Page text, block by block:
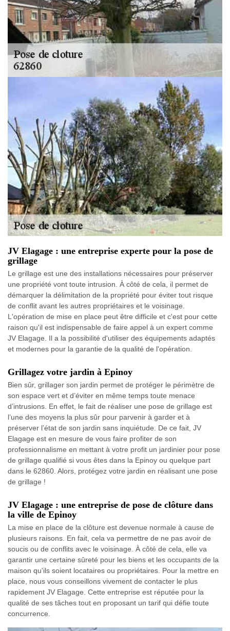
JV Elagage : une entreprise experte pour la pose de
grillage
Le grillage est une des installations nécessaires pour préserver
une propriété vont toute intrusion. À côté de cela, il permet de
démarquer la délimitation de la propriété pour éviter tout risque
de conflit avant les autres propriétaires et le voisinage.
L'opération de mise en place peut être difficile et c'est pour cette
raison qu'il est indispensable de faire appel à un expert comme
JV Elagage. Il a la possibilité d'utiliser des équipements adaptés
et modernes pour la garantie de la qualité de l'opération.
Grillagez votre jardin à Epinoy
Bien sûr, grillager son jardin permet de protéger le périmètre de
son espace vert et d’éviter en même temps toute menace
d’intrusions. En effet, le fait de réaliser une pose de grillage est
l’une des moyens la plus sûr pour parvenir à garder et à
préserver l’état de son jardin sans inquiétude. De ce fait, JV
Elagage est en mesure de vous faire profiter de son
professionnalisme en mettant à votre profit un jardinier pour pose
de grillage qualifié si vous êtes dans la Epinoy ou quelque part
dans le 62860. Alors, protégez votre jardin en réalisant une pose
de grillage !
JV Elagage : une entreprise de pose de clôture dans
la ville de Epinoy
La mise en place de la clôture est devenue normale à cause de
plusieurs raisons. En fait, cela va permettre de ne pas avoir de
soucis ou de conflits avec le voisinage. À côté de cela, elle va
garantir une certaine sûreté pour les biens et les occupants de la
maison qu'ils soient locataires ou propriétaires. Pour la mettre en
place, nous vous conseillons vivement de contacter le plus
rapidement JV Elagage. Cette entreprise est réputée pour la
qualité de ses tâches tout en proposant un tarif qui défie toute
concurrence.